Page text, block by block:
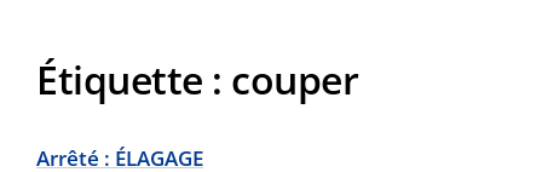
Étiquette : couper
Arrêté : ÉLAGAGE